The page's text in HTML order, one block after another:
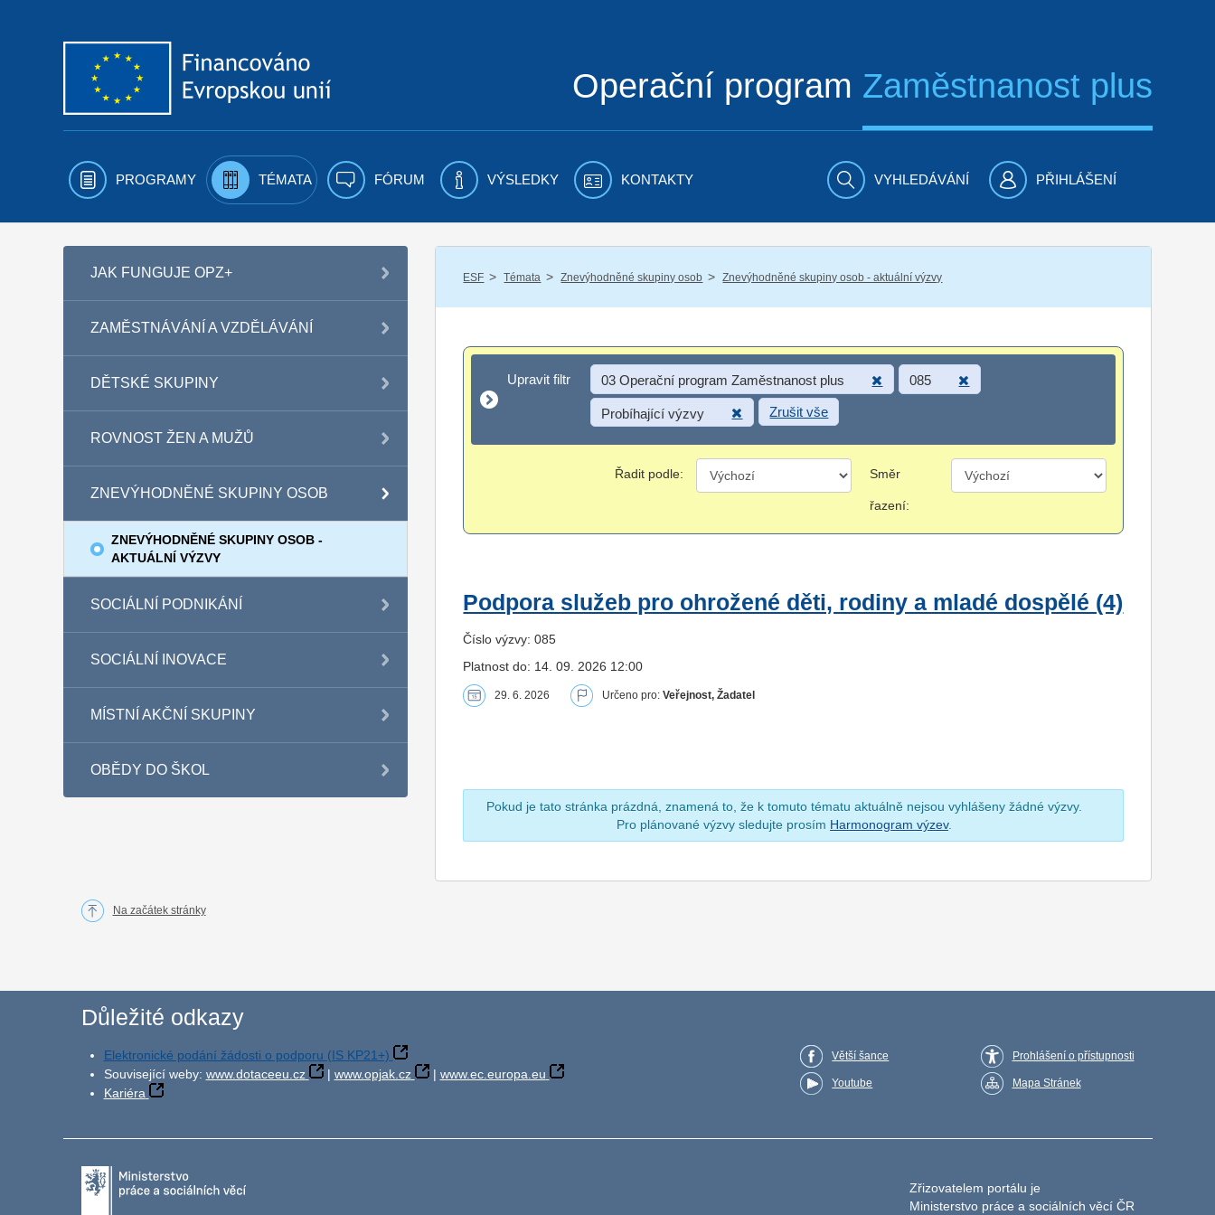
Operační program Zaměstnanost plus
PROGRAMY TÉMATA FÓRUM VÝSLEDKY KONTAKTY VYHLEDÁVÁNÍ PŘIHLÁŠENÍ
JAK FUNGUJE OPZ+
ZAMĚSTNÁVÁNÍ A VZDĚLÁVÁNÍ
DĚTSKÉ SKUPINY
ROVNOST ŽEN A MUŽŮ
ZNEVÝHODNĚNÉ SKUPINY OSOB
ZNEVÝHODNĚNÉ SKUPINY OSOB -
AKTUÁLNÍ VÝZVY
SOCIÁLNÍ PODNIKÁNÍ
SOCIÁLNÍ INOVACE
MÍSTNÍ AKČNÍ SKUPINY
OBĚDY DO ŠKOL
ESF / Témata / Znevýhodněné skupiny osob / Znevýhodněné skupiny osob - aktuální výzvy
Upravit filtr
Upravit filtr 03 Operační program Zaměstnanost plus 085
Probíhající výzvy Zrušit vše
Řadit podle: Směr
řazení:
Podpora služeb pro ohrožené děti, rodiny a mladé dospělé (4)
Číslo výzvy: 085
Platnost do: 14. 09. 2026 12:00
29. 6. 2026 Určeno pro:Veřejnost, Žadatel
Pokud je tato stránka prázdná, znamená to, že k tomuto tématu aktuálně nejsou vyhlášeny žádné výzvy.
Pro plánované výzvy sledujte prosím Harmonogram výzev.
Na začátek stránky
Důležité odkazy
Elektronické podání žádosti o podporu (IS KP21+)
Související weby: www.dotaceeu.cz | www.opjak.cz | www.ec.europa.eu
Kariéra
Větší šance
Youtube
Prohlášení o přístupnosti
Mapa Stránek
Zřizovatelem portálu je
Ministerstvo práce a sociálních věcí ČR